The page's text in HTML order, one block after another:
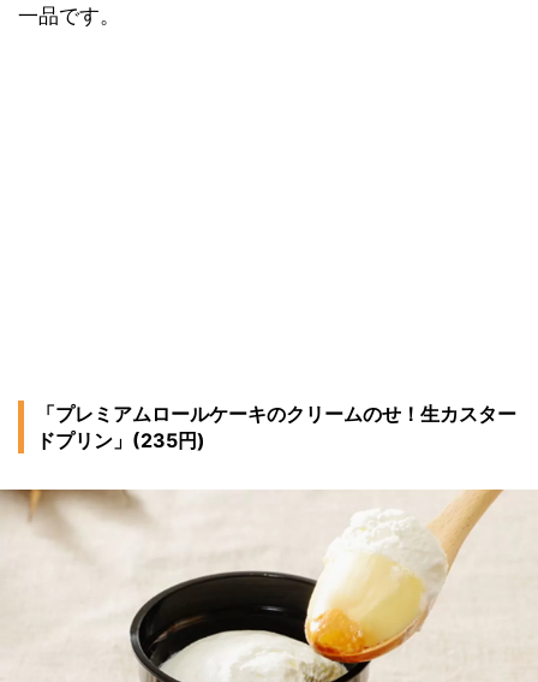
一品です。
「プレミアムロールケーキのクリームのせ！生カスター
ドプリン」(235円)